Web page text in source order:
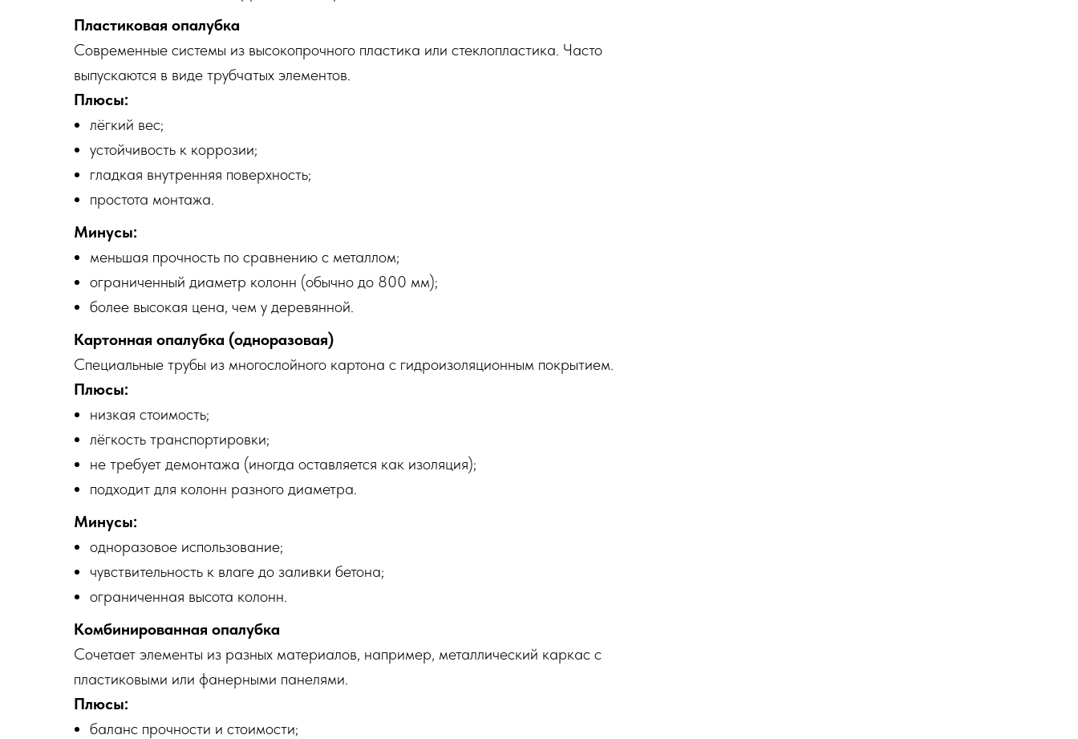
Пластиковая опалубка
Современные системы из высокопрочного пластика или стеклопластика. Часто
выпускаются в виде трубчатых элементов.
Плюсы:
лёгкий вес;
устойчивость к коррозии;
гладкая внутренняя поверхность;
простота монтажа.
Минусы:
меньшая прочность по сравнению с металлом;
ограниченный диаметр колонн (обычно до 800 мм);
более высокая цена, чем у деревянной.
Картонная опалубка (одноразовая)
Специальные трубы из многослойного картона с гидроизоляционным покрытием.
Плюсы:
низкая стоимость;
лёгкость транспортировки;
не требует демонтажа (иногда оставляется как изоляция);
подходит для колонн разного диаметра.
Минусы:
одноразовое использование;
чувствительность к влаге до заливки бетона;
ограниченная высота колонн.
Комбинированная опалубка
Сочетает элементы из разных материалов, например, металлический каркас с
пластиковыми или фанерными панелями.
Плюсы:
баланс прочности и стоимости;